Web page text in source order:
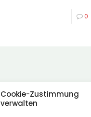
Cookie-Zustimmung
verwalten
0